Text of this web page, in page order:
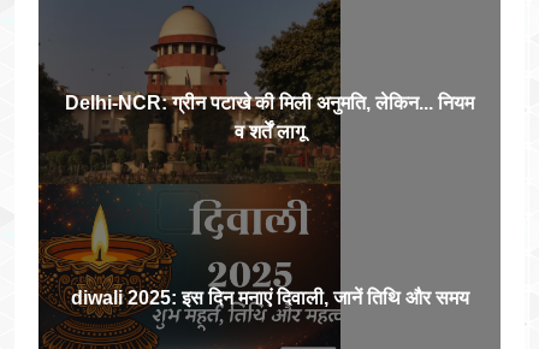
Delhi-NCR: ग्रीन पटाखे की मिली अनुमति, लेकिन... नियम
व शर्तें लागू
diwali 2025: इस दिन मनाएं दिवाली, जानें तिथि और समय